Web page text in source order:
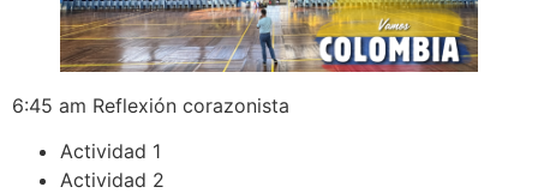
6:45 am Reflexión corazonista
Actividad 1
Actividad 2